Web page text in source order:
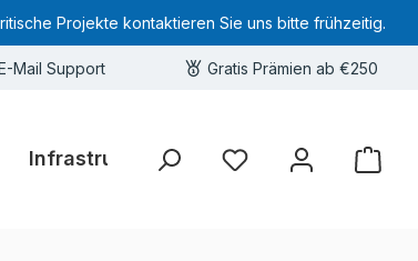
Projekte kontaktieren Sie uns bitte frühzeitig.
Mail Support Gratis Prämien ab €250
Infrastruktur Hardware-Deals
Sie haben 0 Produkte